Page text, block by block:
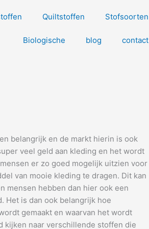
Quiltstoffen Stofsoorten
Biologische blog contact
belangrijk en de markt hierin is ook
veel geld aan kleding en het wordt
er zo goed mogelijk uitzien voor
van mooie kleding te dragen. Dit kan
mensen hebben dan hier ook een
Het is dan ook belangrijk hoe
gemaakt en waarvan het wordt
kijken naar verschillende stoffen die